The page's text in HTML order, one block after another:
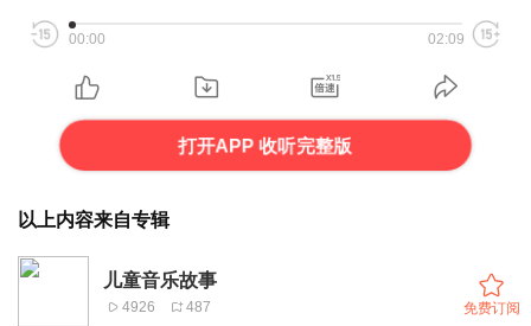
00:00 02:09
打开APP 收听完整版
以上内容来自专辑
儿童音乐故事
4926 487 免费订阅